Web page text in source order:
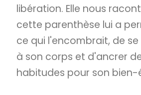
CODES PROMO
ARTICLES
libération. Elle nous
cette parenthèse lui a
ce qui l'encombrait, de
à son corps et d'ancrer
habitudes pour son bien-